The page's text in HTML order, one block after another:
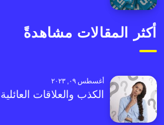
أكثر المقالات مشاهدةً
أغسطس ٠٩, ٢٠٢٣
الكذب والعلاقات العائلية